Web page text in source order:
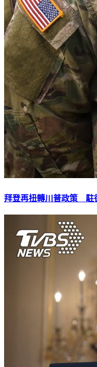
拜登再扭轉川普政策 駐